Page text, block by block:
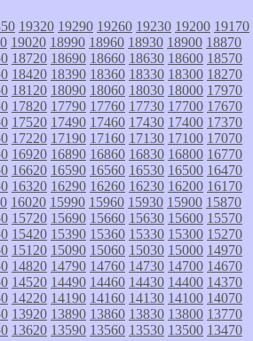
19320 19290 19260 19230 19200 19170
19020 18990 18960 18930 18900 18870
18720 18690 18660 18630 18600 18570
18420 18390 18360 18330 18300 18270
18120 18090 18060 18030 18000 17970
17820 17790 17760 17730 17700 17670
17520 17490 17460 17430 17400 17370
17220 17190 17160 17130 17100 17070
16920 16890 16860 16830 16800 16770
16620 16590 16560 16530 16500 16470
16320 16290 16260 16230 16200 16170
16020 15990 15960 15930 15900 15870
15720 15690 15660 15630 15600 15570
15420 15390 15360 15330 15300 15270
15120 15090 15060 15030 15000 14970
14820 14790 14760 14730 14700 14670
14520 14490 14460 14430 14400 14370
14220 14190 14160 14130 14100 14070
13920 13890 13860 13830 13800 13770
13620 13590 13560 13530 13500 13470